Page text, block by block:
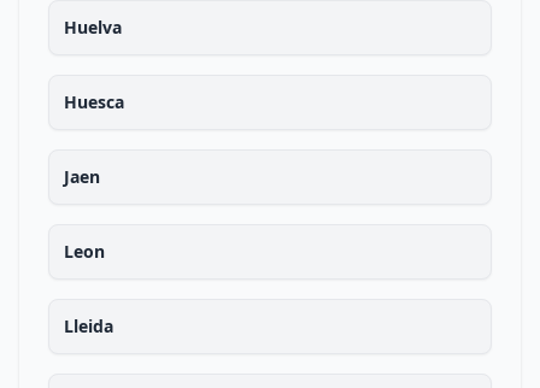
Huelva
Huesca
Jaen
Leon
Lleida